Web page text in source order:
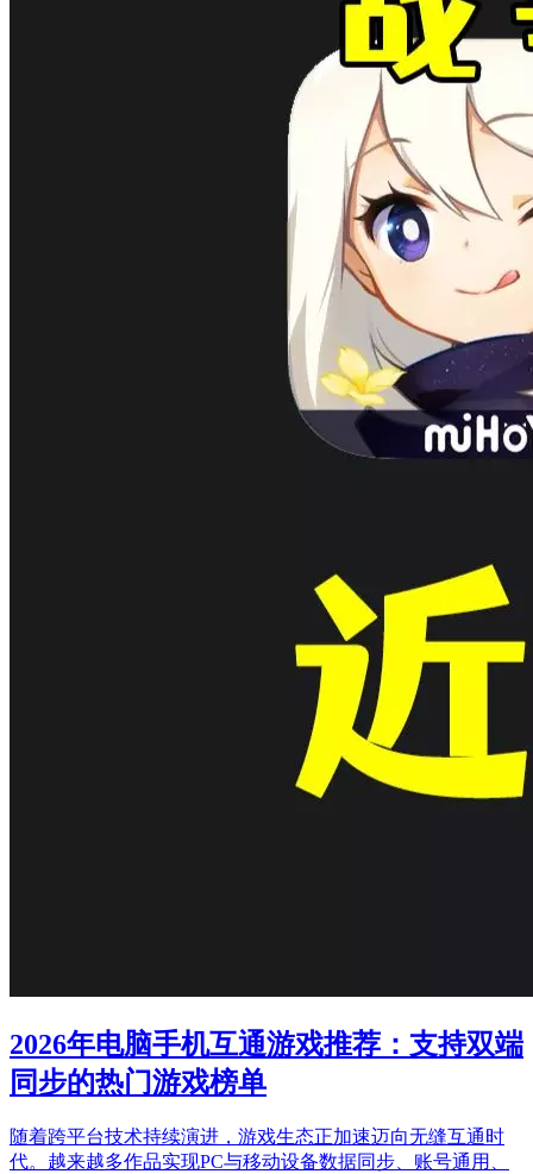
2026年电脑手机互通游戏推荐：支持双端
同步的热门游戏榜单
随着跨平台技术持续演进，游戏生态正加速迈向无缝互通时
代。越来越多作品实现PC与移动设备数据同步、账号通用、